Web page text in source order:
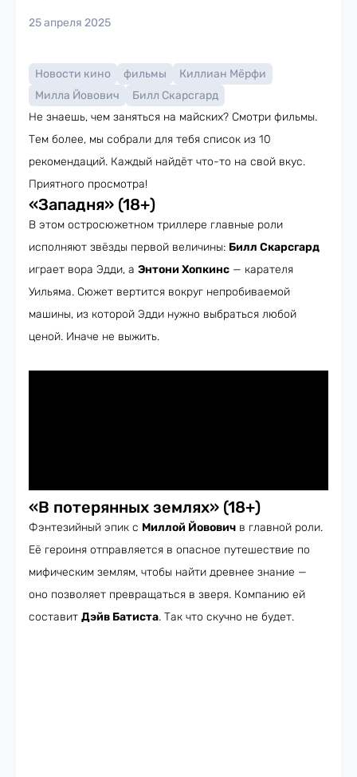
25 апреля 2025
Новости кино фильмы
Киллиан Мёрфи
Милла Йовович
Билл Скарсгард
Не знаешь, чем заняться на майских? Смотри фильмы.
Тем более, мы собрали для тебя список из 10
рекомендаций. Каждый найдёт что-то на свой вкус.
Приятного просмотра!
«Западня» (18+)
В этом остросюжетном триллере главные роли
исполняют звёзды первой величины: Билл Скарсгард
играет вора Эдди, а Энтони Хопкинс — карателя
Уильяма. Сюжет вертится вокруг непробиваемой
машины, из которой Эдди нужно выбраться любой
ценой. Иначе не выжить.
«В потерянных землях» (18+)
Фэнтезийный эпик с Миллой Йовович в главной роли.
Её героиня отправляется в опасное путешествие по
мифическим землям, чтобы найти древнее знание —
оно позволяет превращаться в зверя. Компанию ей
составит Дэйв Батиста. Так что скучно не будет.